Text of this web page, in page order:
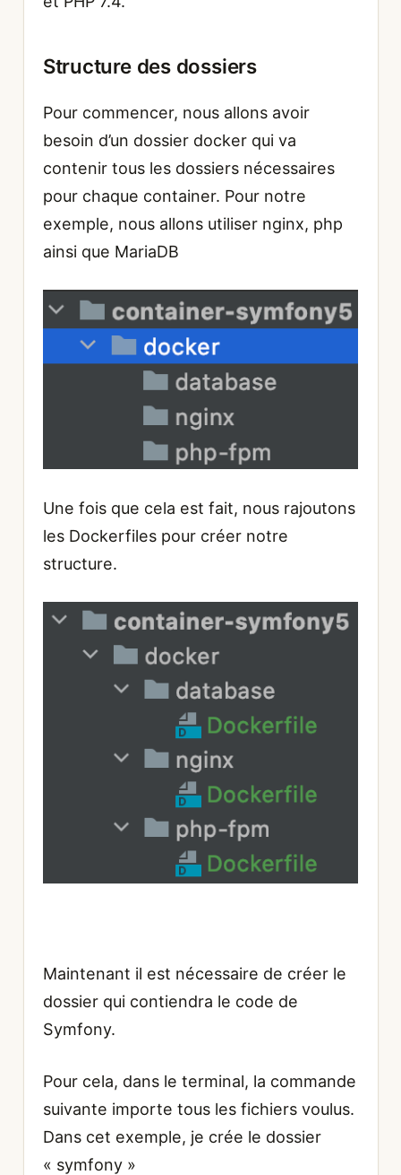
Structure des dossiers
Pour commencer, nous allons avoir
besoin d’un dossier docker qui va
contenir tous les dossiers nécessaires
pour chaque container. Pour notre
exemple, nous allons utiliser nginx, php
ainsi que MariaDB
Une fois que cela est fait, nous rajoutons
les Dockerfiles pour créer notre
structure.
Maintenant il est nécessaire de créer le
dossier qui contiendra le code de
Symfony.
Pour cela, dans le terminal, la commande
suivante importe tous les fichiers voulus.
Dans cet exemple, je crée le dossier
« symfony »